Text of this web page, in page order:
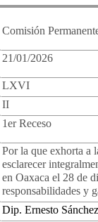
Comisión
21/01/2026
LXVI
II
1er Receso
Por la que exhorta a
esclarecer
en Oaxaca el 28 de
responsabilidades y
Dip. Ernesto